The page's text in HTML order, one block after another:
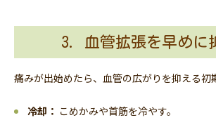
3. 血管拡張を早めに
痛みが出始めたら、血管の広がりを抑える初
冷却： こめかみや首筋を冷やす。